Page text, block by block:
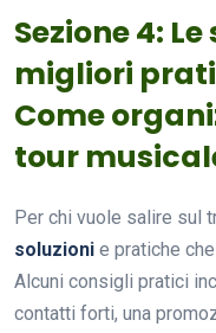
Sezione 4:
migliori
Come
tour
Per chi vuole salire sul
soluzioni e pratiche
Alcuni consigli pratici
contatti forti, una